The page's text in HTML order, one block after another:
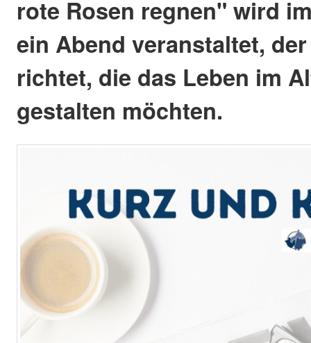
rote Rosen regnen" wird
ein Abend veranstaltet,
richtet, die das Leben im
gestalten möchten.